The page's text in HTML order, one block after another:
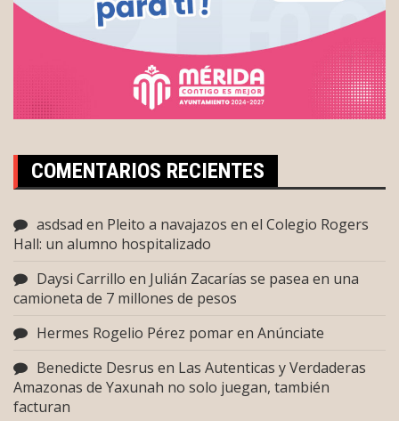
COMENTARIOS RECIENTES
asdsad en Pleito a navajazos en el Colegio Rogers
Hall: un alumno hospitalizado
Daysi Carrillo en Julián Zacarías se pasea en una
camioneta de 7 millones de pesos
Hermes Rogelio Pérez pomaren Anúnciate
Benedicte Desrus en Las Autenticas y Verdaderas
Amazonas de Yaxunah no solo juegan, también
facturan